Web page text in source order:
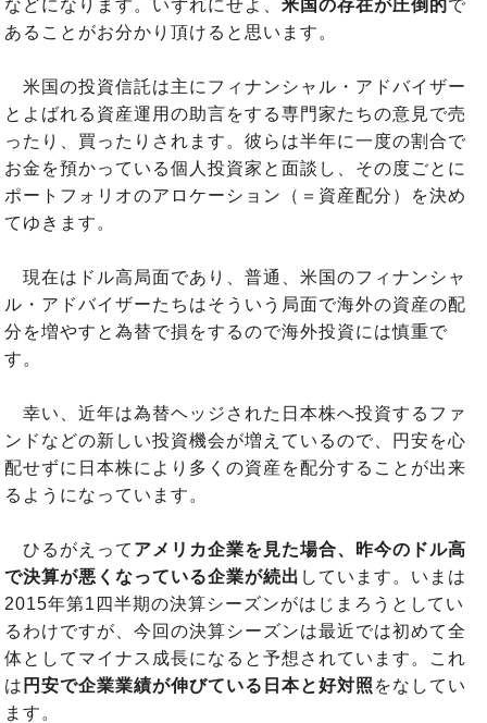
などになります。いずれにせよ、 米国の存在が圧倒的で
あることがお分かり頂けると思います。
米国の投資信託は主にフィナンシャル・アドバイザー
とよばれる資産運用の助言をする専門家たちの意見で売
ったり、買ったりされます。彼らは半年に一度の割合で
お金を預かっている個人投資家と面談し、その度ごとに
ポートフォリオのアロケーション（＝資産配分）を決め
てゆきます。
現在はドル高局面であり、普通、米国のフィナンシャ
ル・アドバイザーたちはそういう局面で海外の資産の配
分を増やすと為替で損をするので海外投資には慎重で
す。
幸い、近年は為替ヘッジされた日本株へ投資するファ
ンドなどの新しい投資機会が増えているので、円安を心
配せずに日本株により多くの資産を配分することが出来
るようになっています。
ひるがえって アメリカ企業を見た場合、昨今のドル高
で決算が悪くなっている企業が続出 しています。いまは
2015年第1四半期の決算シーズンがはじまろうとしてい
るわけですが、今回の決算シーズンは最近では初めて全
体としてマイナス成長になると予想されています。これ
は 円安で企業業績が伸びている日本と好対照 をなしてい
ます。